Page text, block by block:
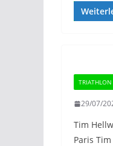
TRIATHLON
29/07/
Tim
Paris